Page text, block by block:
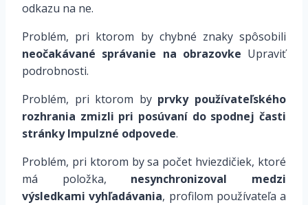
odkazu na ne.
Problém, pri ktorom by chybné znaky spôsobili
neočakávané správanie na obrazovke Upraviť
podrobnosti.
Problém, pri ktorom by prvky používateľského
rozhrania zmizli pri posúvaní do spodnej časti
stránky Impulzné odpovede.
Problém, pri ktorom by sa počet hviezdičiek, ktoré
má položka, nesynchronizoval medzi
výsledkami vyhľadávania, profilom používateľa a